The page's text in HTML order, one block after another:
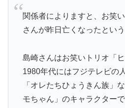
関係者によりますと、お笑
さんが昨日亡くなったとい
島崎さんはお笑いトリオ「
1980年代にはフジテレビの
「オレたちひょうきん族」
モちゃん」のキャラクター